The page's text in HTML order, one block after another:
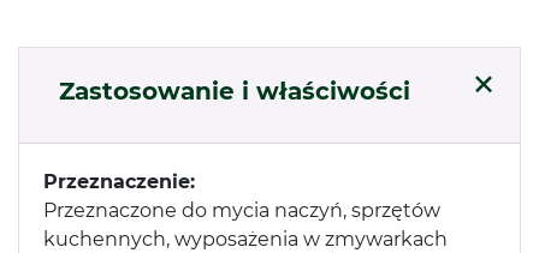
Zastosowanie i właściwości
Przeznaczenie:
Przeznaczone do mycia naczyń, sprzętów
kuchennych, wyposażenia w zmywarkach